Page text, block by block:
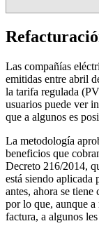
Las compañías
emitidas entre abril
la tarifa regulada
usuarios puede ver
que a algunos es
La metodología
beneficios que
Decreto 216/2014,
está siendo aplicada
antes, ahora se
por lo que, aunque a
factura, a algunos